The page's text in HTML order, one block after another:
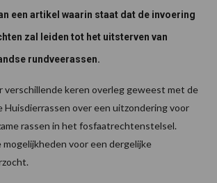
een artikel waarin staat dat de invoering
zal leiden tot het uitsterven van
rundveerassen.
verschillende keren overleg geweest met de
Huisdierrassen over een uitzondering voor
rassen in het fosfaatrechtenstelsel.
voor een dergelijke